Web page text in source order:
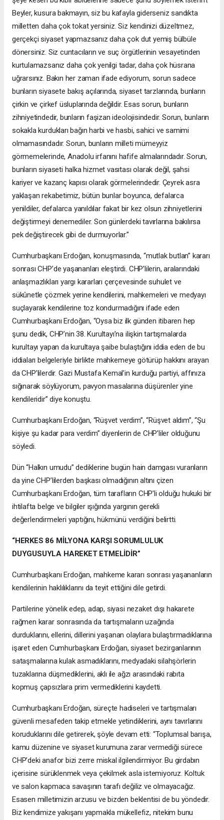
Beyler, kusura bakmayın, siz bu kafayla giderseniz sandıkta
milletten daha çok tokat yersiniz. Siz kendinizi düzeltmez,
gerçekçi siyaset yapmazsanız daha çok dut yemiş bülbüle
dönersiniz. Siz cuntacıların ve suç örgütlerinin vesayetinden
kurtulamazsanız daha çok yenilgi tadar, daha çok hüsrana
uğrarsınız. Bakın her zaman ifade ediyorum, sorun sadece
bunların siyasete bakış açılarında, siyaset tarzlarında, bunların
çirkin ve çirkef üsluplarında değildir. Esas sorun, bunların
zihniyetindedir, bunların faşizan ideolojisindedir. Sorun, bunların
sokakla kurdukları bağın harbi ve hasbi, sahici ve samimi
olmamasındadır. Sorun, bunların milleti mümeyyiz
görmemelerinde, Anadolu irfanını hafife almalarındadır. Sorun,
bunların siyaseti halka hizmet vasıtası olarak değil, şahsi
kariyer ve kazanç kapısı olarak görmelerindedir. Çeyrek asra
yaklaşan rekabetimiz, bütün bunlar boyunca, defalarca
yenildiler, defalarca yanıldılar fakat bir kez olsun zihniyetlerini
değiştirmeyi denemediler. Son günlerdeki tavırlarına bakılırsa
pek değiştirecek gibi de durmuyorlar.”
Cumhurbaşkanı Erdoğan, konuşmasında, “mutlak butlan” kararı
sonrası CHP’de yaşananları eleştirdi. CHP’lilerin, aralarındaki
anlaşmazlıkları yargı kararları çerçevesinde suhulet ve
sükûnetle çözmek yerine kendilerini, mahkemeleri ve medyayı
suçlayarak kendilerine toz kondurmadığını ifade eden
Cumhurbaşkanı Erdoğan, “Oysa biz ilk günden itibaren hep
şunu dedik, CHP’nin 38. Kurultayı’na ilişkin tartışmalarda
kurultayı yapan da kurultaya şaibe bulaştığını iddia eden de bu
iddiaları belgeleriyle birlikte mahkemeye götürüp hakkını arayan
da CHP’lilerdir. Gazi Mustafa Kemal’in kurduğu partiyi, affınıza
sığınarak söylüyorum, pavyon masalarına düşürenler yine
kendileridir” diye konuştu.
Cumhurbaşkanı Erdoğan, “Rüşvet verdim”, “Rüşvet aldım”, “Şu
kişiye şu kadar para verdim” diyenlerin de CHP’liler olduğunu
söyledi.
Dün “Halkın umudu” dediklerine bugün hain damgası vuranların
da yine CHP’lilerden başkası olmadığının altını çizen
Cumhurbaşkanı Erdoğan, tüm tarafların CHP’li olduğu hukuki bir
ihtilafta belge ve bilgiler ışığında yargının gerekli
değerlendirmeleri yaptığını, hükmünü verdiğini belirtti.
“HERKES 86 MİLYONA KARŞI SORUMLULUK
DUYGUSUYLA HAREKET ETMELİDİR”
Cumhurbaşkanı Erdoğan, mahkeme kararı sonrası yaşananların
kendilerinin haklılıklarını da teyit ettiğini dile getirdi.
Partilerine yönelik edep, adap, siyasi nezaket dışı hakarete
rağmen karar sonrasında da tartışmaların uzağında
durduklarını, ellerini, dillerini yaşanan olaylara bulaştırmadıklarına
işaret eden Cumhurbaşkanı Erdoğan, siyaset bezirganlarının
sataşmalarına kulak asmadıklarını, medyadaki silahşörlerin
tuzaklarına düşmediklerini, aklı ile ağzı arasındaki rabıta
kopmuş çapsızlara prim vermediklerini kaydetti.
Cumhurbaşkanı Erdoğan, süreçte hadiseleri ve tartışmaları
güvenli mesafeden takip etmekle yetindiklerini, aynı tavırlarını
koruduklarını dile getirerek, şöyle devam etti: “Toplumsal barışa,
kamu düzenine ve siyaset kurumuna zarar vermediği sürece
CHP’deki anafor bizi zerre miskal ilgilendirmiyor. Bu girdabın
içerisine sürüklenmek veya çekilmek asla istemiyoruz. Koltuk
ve salon kapmaca savaşının tarafı değiliz ve olmayacağız.
Esasen milletimizin arzusu ve bizden beklentisi de bu yöndedir.
Biz kendimize yakışanı yapmakla mükellefiz, nitekim bunu